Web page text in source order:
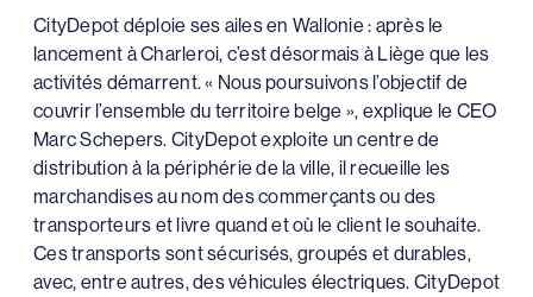
CityDepot déploie ses ailes en Wallonie : après le
lancement à Charleroi, c’est désormais à Liège que les
activités démarrent. « Nous poursuivons l’objectif de
couvrir l’ensemble du territoire belge », explique le CEO
Marc Schepers. CityDepot exploite un centre de
distribution à la périphérie de la ville, il recueille les
marchandises au nom des commerçants ou des
transporteurs et livre quand et où le client le souhaite.
Ces transports sont sécurisés, groupés et durables,
avec, entre autres, des véhicules électriques. CityDepot